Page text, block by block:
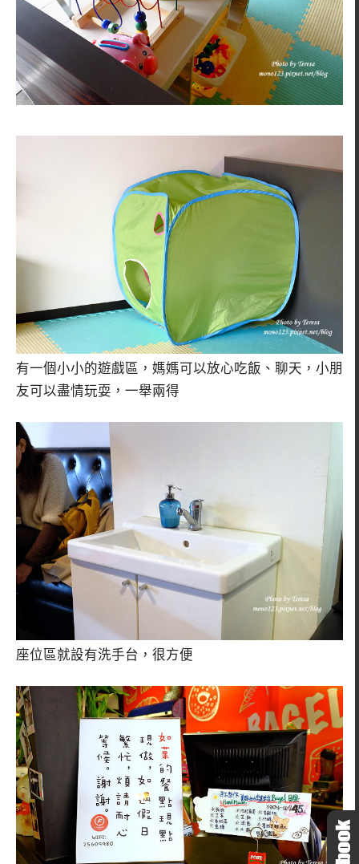
有一個小小的遊戲區，媽媽可以放心吃飯、聊天，小朋
友可以盡情玩耍，一舉兩得
座位區就設有洗手台，很方便